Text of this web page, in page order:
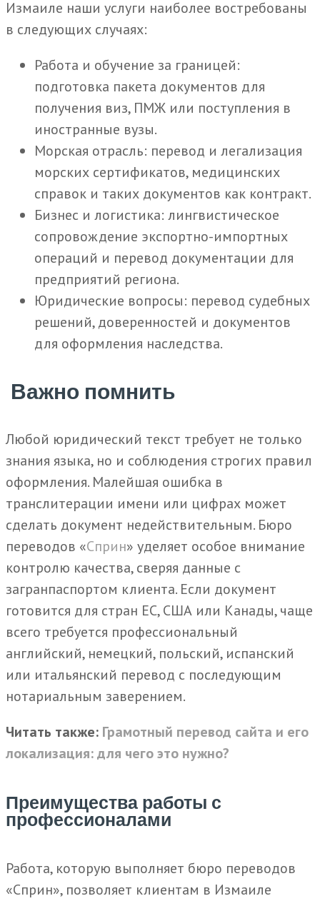
Измаиле наши услуги наиболее востребованы
в следующих случаях:
Работа и обучение за границей:
подготовка пакета документов для
получения виз, ПМЖ или поступления в
иностранные вузы.
Морская отрасль: перевод и легализация
морских сертификатов, медицинских
справок и таких документов как контракт.
Бизнес и логистика: лингвистическое
сопровождение экспортно-импортных
операций и перевод документации для
предприятий региона.
Юридические вопросы: перевод судебных
решений, доверенностей и документов
для оформления наследства.
Важно помнить
Любой юридический текст требует не только
знания языка, но и соблюдения строгих правил
оформления. Малейшая ошибка в
транслитерации имени или цифрах может
сделать документ недействительным. Бюро
переводов «Сприн» уделяет особое внимание
контролю качества, сверяя данные с
загранпаспортом клиента. Если документ
готовится для стран ЕС, США или Канады, чаще
всего требуется профессиональный
английский, немецкий, польский, испанский
или итальянский перевод с последующим
нотариальным заверением.
Читать также: Грамотный перевод сайта и его
локализация: для чего это нужно?
Преимущества работы с
профессионалами
Работа, которую выполняет бюро переводов
«Сприн», позволяет клиентам в Измаиле